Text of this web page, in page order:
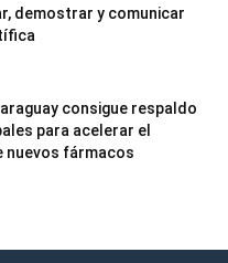
demostrar y comunicar
consigue respaldo
para acelerar el
nuevos fármacos